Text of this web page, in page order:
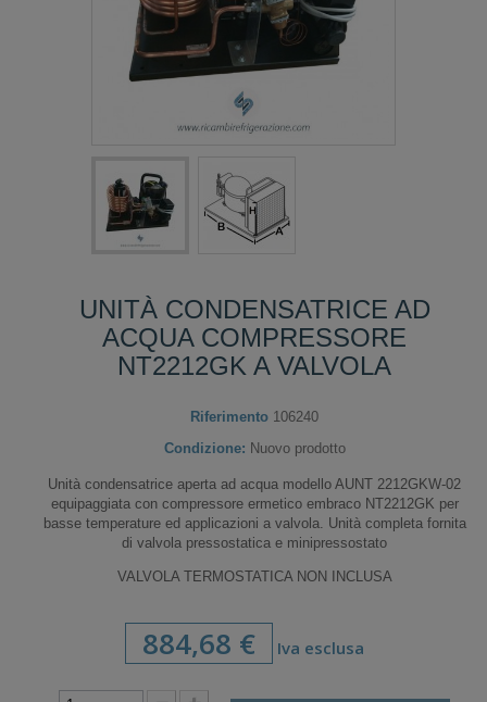
UNITÀ CONDENSATRICE AD
ACQUA COMPRESSORE
NT2212GK A VALVOLA
Riferimento 106240
Condizione: Nuovo prodotto
Unità condensatrice aperta ad acqua modello AUNT 2212GKW-02
equipaggiata con compressore ermetico embraco NT2212GK per
basse temperature ed applicazioni a valvola. Unità completa fornita
di valvola pressostatica e minipressostato
VALVOLA TERMOSTATICA NON INCLUSA
884,68 € Iva esclusa